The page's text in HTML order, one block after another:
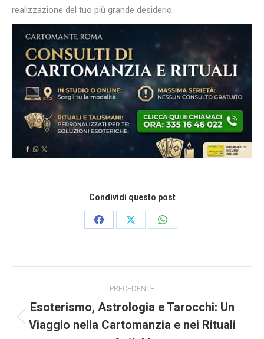
realizzazione del tuo più grande desiderio.
Condividi questo post
Condividi
Facebook
Condividi
X
Condividi
WhatsApp
post
PRECEDENTE
Post
Esoterismo, Astrologia e Tarocchi: Un
Viaggio nella Cartomanzia e nei Rituali